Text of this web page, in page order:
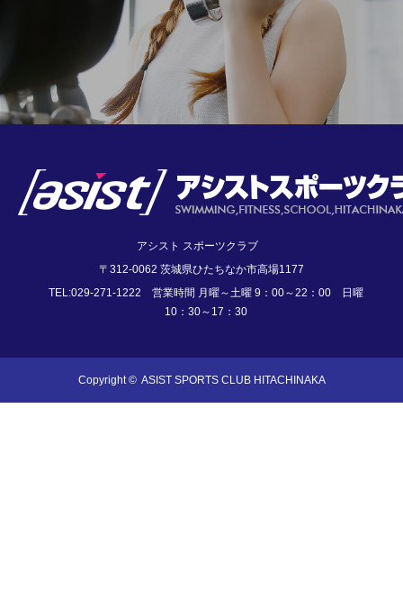
アシスト スポーツクラブ
〒312-0062 茨城県ひたちなか市高場1177
TEL:029-271-1222 営業時間 月曜～土曜 9：00～22：00 日曜
10：30～17：30
Copyright © ASIST SPORTS CLUB HITACHINAKA